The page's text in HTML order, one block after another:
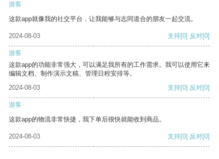
游客
这款app就像我的社交平台，让我能够与志同道合的朋友一起交流。
2024-08-03 支持[0] 反对[0]
游客
这款app的功能非常强大，可以满足我所有的工作需求。我可以使用它来
编辑文档、制作演示文稿、管理日程安排等。
2024-08-03
支持[0] 反对[0]
游客
这款app的物流非常快捷，我下单后很快就能收到商品。
2024-08-03 支持[0] 反对[0]